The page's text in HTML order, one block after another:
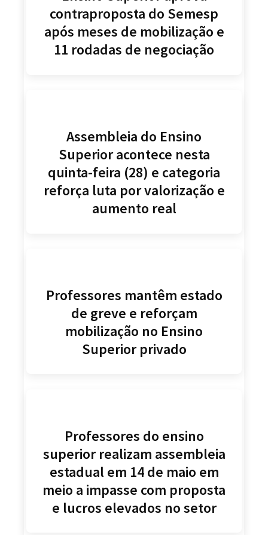
contraproposta do Semesp
após meses de mobilização e
11 rodadas de negociação
Assembleia do Ensino
Superior acontece nesta
quinta-feira (28) e categoria
reforça luta por valorização e
aumento real
Professores mantêm estado
de greve e reforçam
mobilização no Ensino
Superior privado
Professores do ensino
superior realizam assembleia
estadual em 14 de maio em
meio a impasse com proposta
e lucros elevados no setor